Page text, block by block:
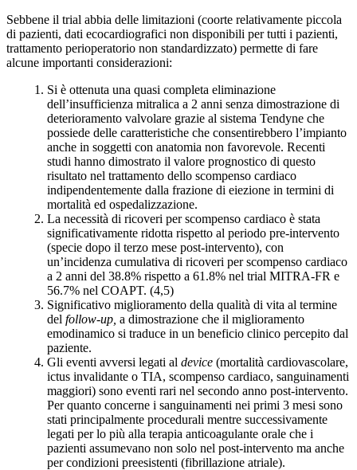
Sebbene il trial abbia delle limitazioni (coorte relativamente piccola
di pazienti, dati ecocardiografici non disponibili per tutti i pazienti,
trattamento perioperatorio non standardizzato) permette di fare
alcune importanti considerazioni:
Si è ottenuta una quasi completa eliminazione
dell’insufficienza mitralica a 2 anni senza dimostrazione di
deterioramento valvolare grazie al sistema Tendyne che
possiede delle caratteristiche che consentirebbero l’impianto
anche in soggetti con anatomia non favorevole. Recenti
studi hanno dimostrato il valore prognostico di questo
risultato nel trattamento dello scompenso cardiaco
indipendentemente dalla frazione di eiezione in termini di
mortalità ed ospedalizzazione.
La necessità di ricoveri per scompenso cardiaco è stata
significativamente ridotta rispetto al periodo pre-intervento
(specie dopo il terzo mese post-intervento), con
un’incidenza cumulativa di ricoveri per scompenso cardiaco
a 2 anni del 38.8% rispetto a 61.8% nel trial MITRA-FR e
56.7% nel COAPT. (4,5)
Significativo miglioramento della qualità di vita al termine
delfollow-up,a dimostrazione che il miglioramento
emodinamico si traduce in un beneficio clinico percepito dal
paziente.
Gli eventi avversi legati aldevice (mortalità cardiovascolare,
ictus invalidante o TIA, scompenso cardiaco, sanguinamenti
maggiori) sono eventi rari nel secondo anno post-intervento.
Per quanto concerne i sanguinamenti nei primi 3 mesi sono
stati principalmente procedurali mentre successivamente
legati per lo più alla terapia anticoagulante orale che i
pazienti assumevano non solo nel post-intervento ma anche
per condizioni preesistenti (fibrillazione atriale).